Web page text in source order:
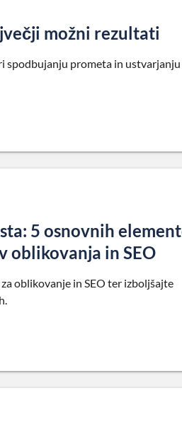
možni rezultati
spodbujanju prometa in ustvarjanju
5 osnovnih
oblikovanja in SEO
oblikovanje in SEO ter izboljšajte